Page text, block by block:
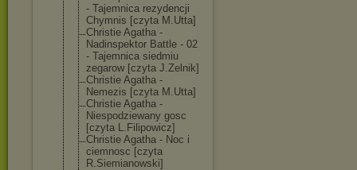
- Tajemnica rezydencji
Chymnis [czyta M.Utta]
Christie Agatha -
Nadinspektor Battle - 02
- Tajemnica siedmiu
zegarow [czyta J.Zelnik]
Christie Agatha -
Nemezis [czyta M.Utta]
Christie Agatha -
Niespodziewany gosc
[czyta L.Filipowicz]
Christie Agatha - Noc i
ciemnosc [czyta
R.Siemianowski]